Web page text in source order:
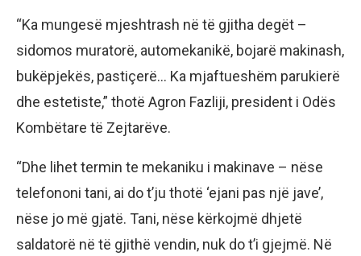
“Ka mungesë mjeshtrash në të gjitha degët –
sidomos muratorë, automekanikë, bojarë makinash,
bukëpjekës, pastiçerë… Ka mjaftueshëm parukierë
dhe estetiste,” thotë Agron Fazliji, president i Odës
Kombëtare të Zejtarëve.
“Dhe lihet termin te mekaniku i makinave – nëse
telefononi tani, ai do t’ju thotë ‘ejani pas një jave’,
nëse jo më gjatë. Tani, nëse kërkojmë dhjetë
saldatorë në të gjithë vendin, nuk do t’i gjejmë. Në